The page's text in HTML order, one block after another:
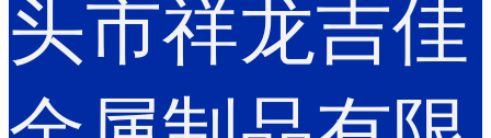
头市祥龙吉佳